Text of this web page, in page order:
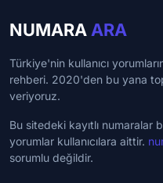
NUMARA ARA
Türkiye'nin kullanıcı
rehberi. 2020'den bu yana
veriyoruz.
Bu sitedeki kayıtlı numaralar
yorumlar kullanıcılara aittir.
sorumlu değildir.